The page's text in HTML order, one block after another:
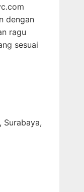
dengan
ragu
sesuai
Surabaya,